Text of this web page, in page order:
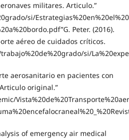
militares. Articulo.”
si/
Peter. (2016).
aéreo de cuidados críticos.
si/
aerosanitario en pacientes con
original.”
of emergency air medical